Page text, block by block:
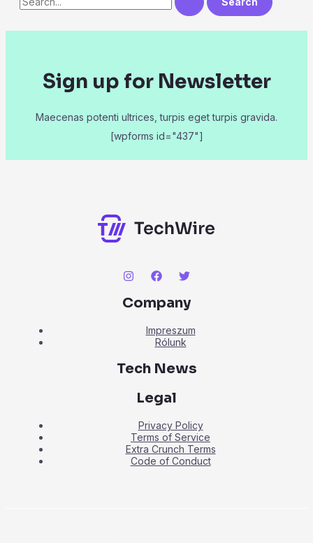
Sign up for Newsletter
Maecenas potenti ultrices, turpis eget turpis gravida.
[wpforms id="437"]
Company
Impreszum
Rólunk
Tech News
Legal
Privacy Policy
Terms of Service
Extra Crunch Terms
Code of Conduct